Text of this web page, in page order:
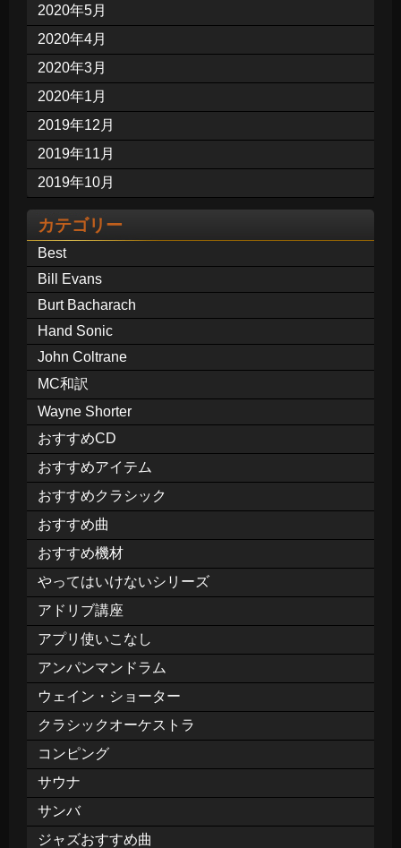
2020年5月
2020年4月
2020年3月
2020年1月
2019年12月
2019年11月
2019年10月
カテゴリー
Best
Bill Evans
Burt Bacharach
Hand Sonic
John Coltrane
MC和訳
Wayne Shorter
おすすめCD
おすすめアイテム
おすすめクラシック
おすすめ曲
おすすめ機材
やってはいけないシリーズ
アドリブ講座
アプリ使いこなし
アンパンマンドラム
ウェイン・ショーター
クラシックオーケストラ
コンピング
サウナ
サンバ
ジャズおすすめ曲